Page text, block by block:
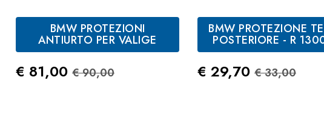
BMW PROTEZIONI
ANTIURTO PER VALIGE
Prezzo
€ 81,00 Prezzo Standard
€ 90,00
BMW PROTEZIONE
POSTERIORE - R
Prezzo
€ 29,70 Prezzo
€ 33,00